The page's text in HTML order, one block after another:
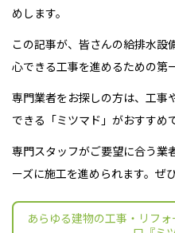
めします。
この記事が、皆さんの給排水設
心できる工事を進めるための第
専門業者をお探しの方は、工事
できる「ミツマド」がおすすめで
専門スタッフがご要望に合う業
ーズに施工を進められます。ぜ
あらゆる建物の工事・リフ